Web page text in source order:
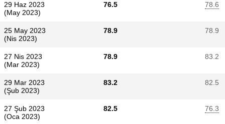
29 Haz 2023
(May 2023)
76.5 78.6
25 May 2023
(Nis 2023)
78.9 78.9
27 Nis 2023
(Mar 2023)
78.9 83.2
29 Mar 2023
(Şub 2023)
83.2 82.5
27 Şub 2023
(Oca 2023)
82.5 76.3